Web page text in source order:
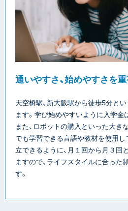
通いやすさ、始めやすさを
天空橋駅、新大阪駅から徒歩5分と
ます。学び始めやすいように入学金
また、ロボットの購入といった大き
でも学習できる言語や教材を使用し
立できるように、月１回から月３回
ますので、ライフスタイルに合った
す。